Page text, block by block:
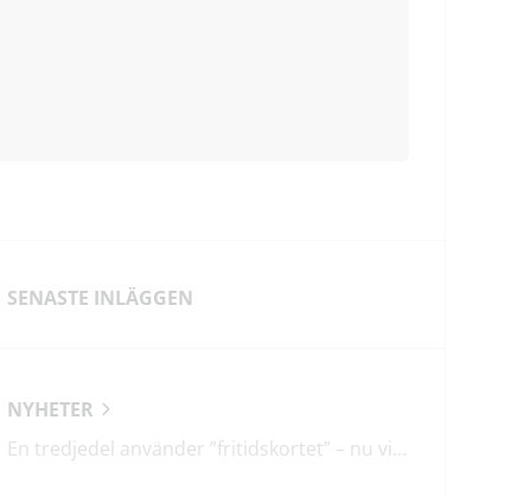
SENASTE INLÄGGEN
NYHETER
En tredjedel använder ”fritidskortet” – nu vill regeringen utveckla det